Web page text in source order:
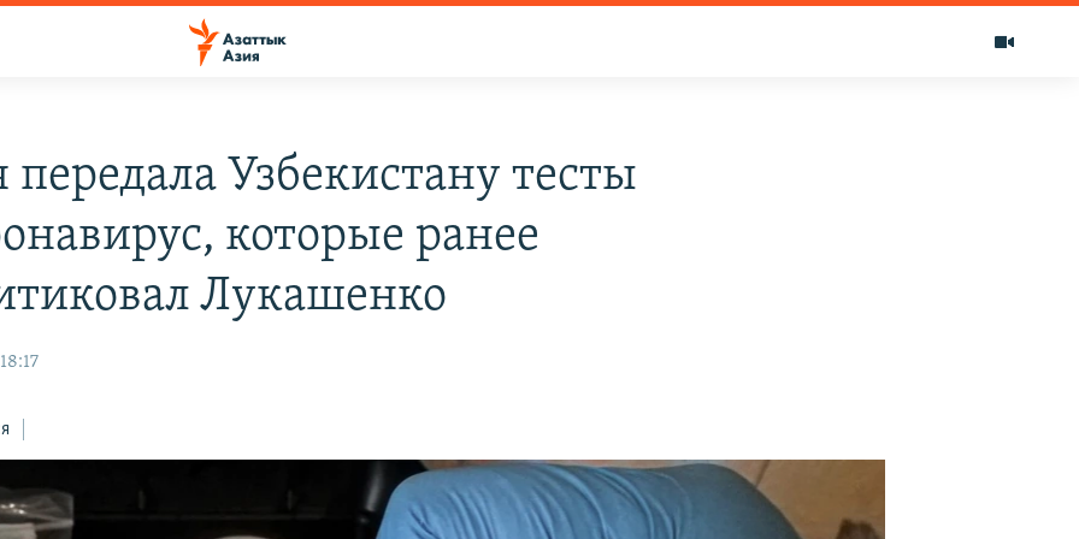
передала Узбекистану тесты
которые ранее
Лукашенко